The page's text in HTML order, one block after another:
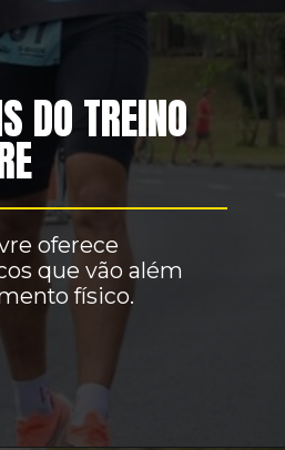
oferece
que vão além
físico.
DO TREINO